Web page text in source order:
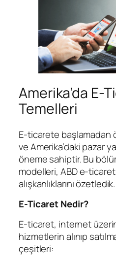
Amerika’da E-
Temelleri
E-ticarete başlamadan
ve Amerika’daki pazar
öneme sahiptir. Bu
modelleri, ABD e-
alışkanlıklarını özetledik.
E-Ticaret Nedir?
E-ticaret, internet
hizmetlerin alınıp
çeşitleri: